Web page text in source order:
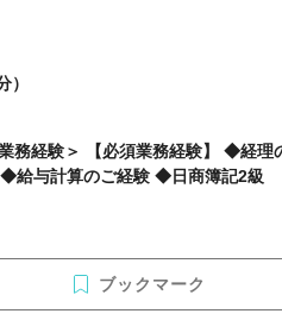
）
◆給与計算のご経験 ◆日商簿記2級
ブックマーク